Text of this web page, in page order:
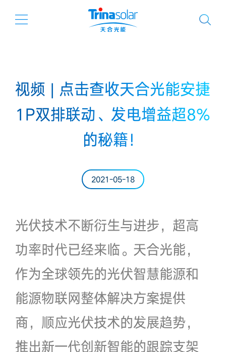
视频 | 点击查收天合光能安捷
1P双排联动、发电增益超8%
的秘籍！
2021-05-18
光伏技术不断衍生与进步，超高
功率时代已经来临。天合光能，
作为全球领先的光伏智慧能源和
能源物联网整体解决方案提供
商，顺应光伏技术的发展趋势，
推出新一代创新智能的跟踪支架